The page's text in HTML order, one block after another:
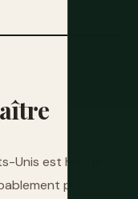
Unis est habité
plus